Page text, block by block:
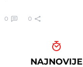
0 0
NAJNOVIJE